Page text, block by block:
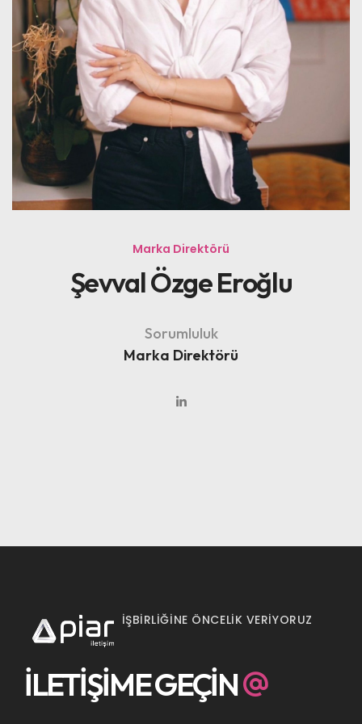
Marka Direktörü
Şevval Özge Eroğlu
Sorumluluk
Marka Direktörü
İŞBİRLİĞİNE ÖNCELİK VERİYORUZ
İLETİŞİME GEÇİN